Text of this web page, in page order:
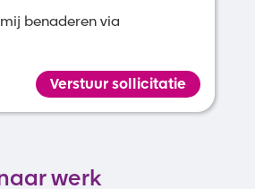
benaderen via
Verstuur sollicitatie
werk